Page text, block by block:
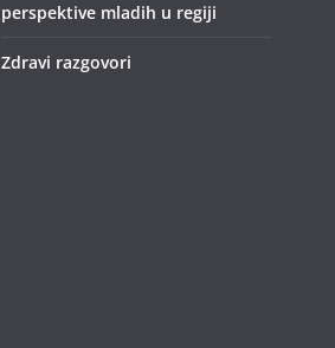
perspektive mladih u regiji
Zdravi razgovori